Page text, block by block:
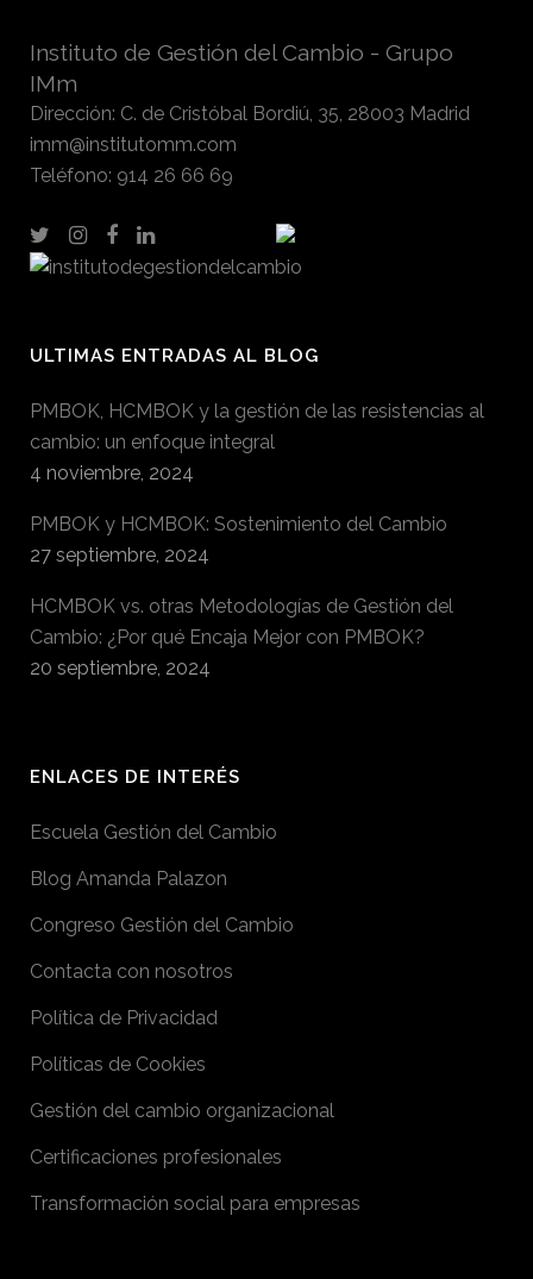
Instituto de Gestión del Cambio - Grupo
IMm
Dirección: C. de Cristóbal Bordiú, 35, 28003 Madrid
imm@institutomm.com
Teléfono: 914 26 66 69
ULTIMAS ENTRADAS AL BLOG
PMBOK, HCMBOK y la gestión de las resistencias al
cambio: un enfoque integral
4 noviembre, 2024
PMBOK y HCMBOK: Sostenimiento del Cambio
27 septiembre, 2024
HCMBOK vs. otras Metodologías de Gestión del
Cambio: ¿Por qué Encaja Mejor con PMBOK?
20 septiembre, 2024
ENLACES DE INTERÉS
Escuela Gestión del Cambio
Blog Amanda Palazon
Congreso Gestión del Cambio
Contacta con nosotros
Política de Privacidad
Políticas de Cookies
Gestión del cambio organizacional
Certificaciones profesionales
Transformación social para empresas